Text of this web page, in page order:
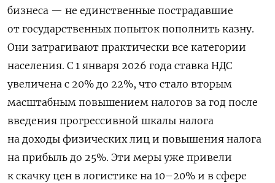
бизнеса — не единственные пострадавшие
от государственных попыток пополнить казну.
Они затрагивают практически все категории
населения. С 1 января 2026 года ставка НДС
увеличена с 20% до 22%, что стало вторым
масштабным повышением налогов за год после
введения прогрессивной шкалы налога
на доходы физических лиц и повышения налога
на прибыль до 25%. Эти меры уже привели
к скачку цен в логистике на 10–20% и в сфере